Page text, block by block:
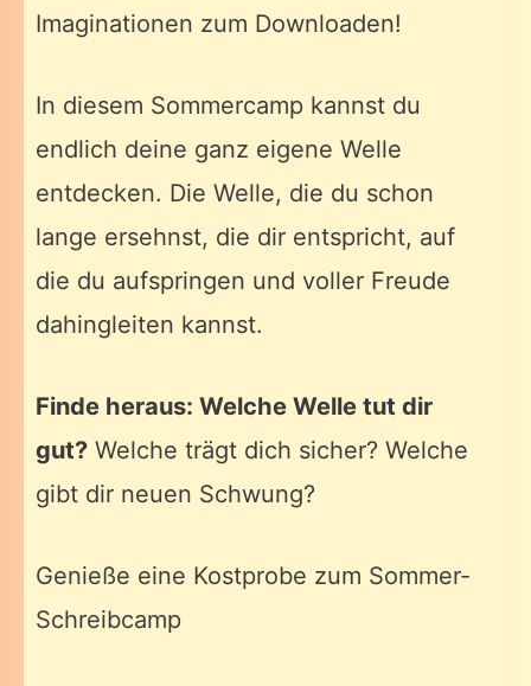
Imaginationen zum Downloaden!
In diesem Sommercamp kannst du
endlich deine ganz eigene Welle
entdecken. Die Welle, die du schon
lange ersehnst, die dir entspricht, auf
die du aufspringen und voller Freude
dahingleiten kannst.
Finde heraus: Welche Welle tut dir
gut? Welche trägt dich sicher? Welche
gibt dir neuen Schwung?
Genieße eine Kostprobe zum Sommer-
Schreibcamp